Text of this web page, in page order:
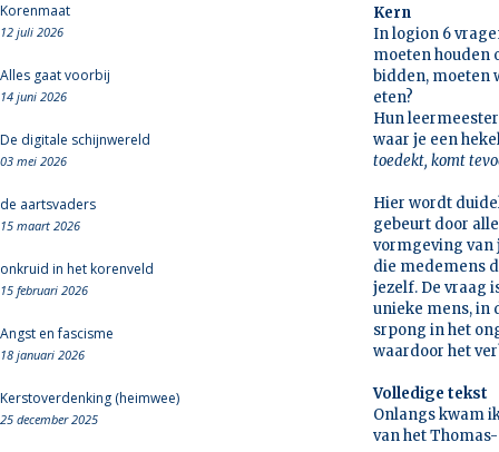
Korenmaat
12 juli 2026
Alles gaat voorbij
14 juni 2026
De digitale schijnwereld
03 mei 2026
de aartsvaders
15 maart 2026
onkruid in het korenveld
15 februari 2026
Angst en fascisme
18 januari 2026
Kerstoverdenking (heimwee)
25 december 2025
Kern
In logion 6
moeten houden
bidden, moeten
eten?
Hun
waar je een
toedekt, komt
Hier wordt
gebeurt door
vormgeving van
die medemens
jezelf. De vraag
unieke mens, in
srpong in het
waardoor het
Volledige tekst
Onlangs kwam
van het